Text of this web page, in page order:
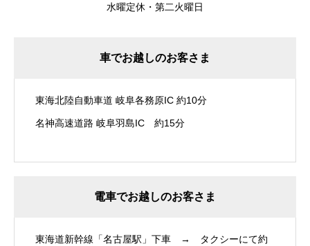
水曜定休・第二火曜日
車でお越しのお客さま
東海北陸自動車道 岐阜各務原IC 約10分
名神高速道路 岐阜羽島IC 約15分
電車でお越しのお客さま
東海道新幹線「名古屋駅」下車 → タクシーにて約